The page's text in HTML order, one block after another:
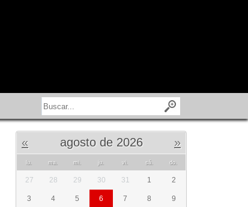
« agosto de 2026 »
lu. ma. mi. ju. vi. sá. do.
27 28 29 30 31 1 2
3 4 5 6 7 8 9